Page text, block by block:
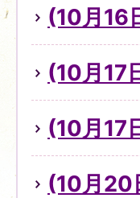
(10月16
(10月17
(10月17
(10月20